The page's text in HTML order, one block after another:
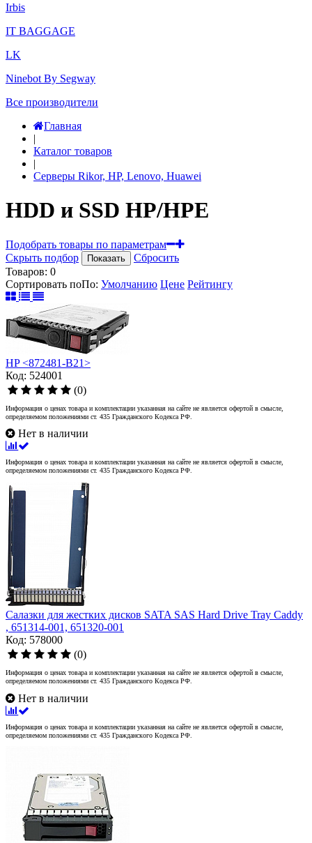
Irbis
IT BAGGAGE
LK
Ninebot By Segway
Все производители
Главная
|
Каталог товаров
|
Серверы Rikor, HP, Lenovo, Huawei
HDD и SSD HP/HPE
Подобрать товары по параметрам
Скрыть подбор
Показать
Сбросить
Товаров: 0
Сортировать поПо: Умолчанию Цене Рейтингу
HP <872481-B21>
Код: 524001
(0)
Информация о ценах товара и комплектации указанная на сайте не является офертой в смысле,
определяемом положениями ст. 435 Гражданского Кодекса РФ.
Нет в наличии
Информация о ценах товара и комплектации указанная на сайте не является офертой в смысле,
определяемом положениями ст. 435 Гражданского Кодекса РФ.
Салазки для жестких дисков SATA SAS Hard Drive Tray Caddy
, 651314-001, 651320-001
Код: 578000
(0)
Информация о ценах товара и комплектации указанная на сайте не является офертой в смысле,
определяемом положениями ст. 435 Гражданского Кодекса РФ.
Нет в наличии
Информация о ценах товара и комплектации указанная на сайте не является офертой в смысле,
определяемом положениями ст. 435 Гражданского Кодекса РФ.